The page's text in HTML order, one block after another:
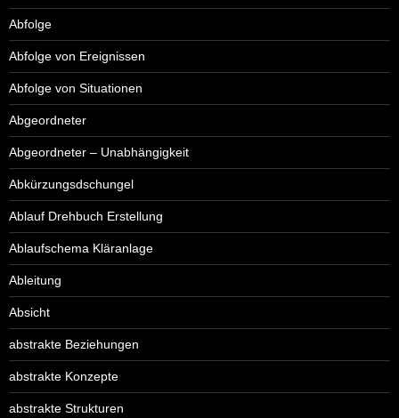
Abfolge
Abfolge von Ereignissen
Abfolge von Situationen
Abgeordneter
Abgeordneter – Unabhängigkeit
Abkürzungsdschungel
Ablauf Drehbuch Erstellung
Ablaufschema Kläranlage
Ableitung
Absicht
abstrakte Beziehungen
abstrakte Konzepte
abstrakte Strukturen